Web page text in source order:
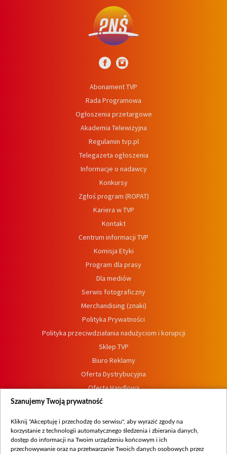
Abonament TVP
Rada Programowa
Ogłoszenia przetargowe
Akademia Telewizyjna
Regulamin tvp.pl
Telegazeta ogłoszenia
Informacje o nadawcy
Konkursy
Zgłoś program (ROPAT)
Kariera w TVP
Kontakt
Centrum informacji TVP
Komisja Etyki
Program dla prasy
Dla mediów
Serwis fotograficzny
Merchandising (znaki)
Polityka Prywatności
Polityka przeciwdziałania nadużyciom i korupcji
Sklep TVP
Biuro Reklamy
Oferta Dystrybucyjna
Oferta Handlowa
Dostępność
Procedura zgłoszeń wewnętrznych
Szanujemy Twoją prywatność
Kliknij "Akceptuję i przechodzę do serwisu", aby wyrazić zgody na
korzystanie z technologii automatycznego śledzenia i zbierania danych,
dostęp do informacji na Twoim urządzeniu końcowym i ich
przechowywanie oraz na przetwarzanie Twoich danych osobowych przez